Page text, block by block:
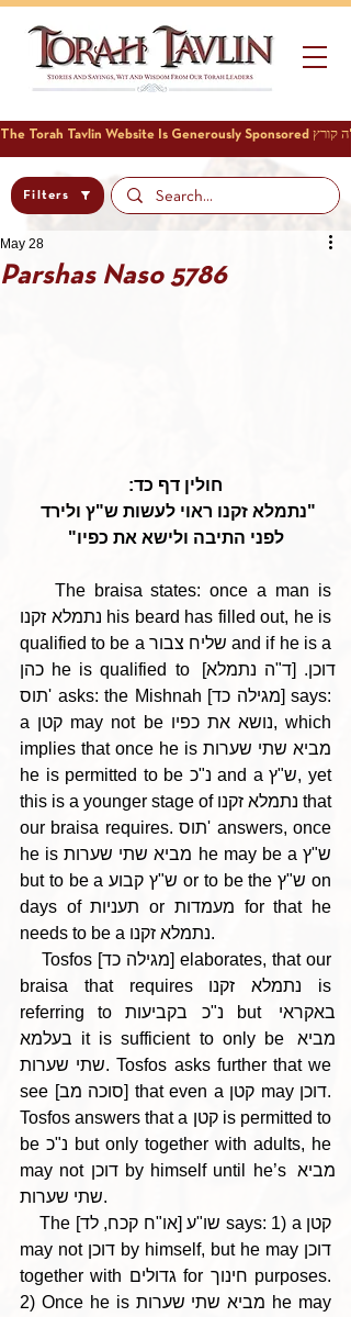
Filters
Parshas Naso 5786
May 28
חולין דף כד:
"נתמלא זקנו ראוי לעשות ש"ץ ולירד
לפני התיבה ולישא את כפיו"
The braisa states: once a man is
נתמלא זקנו his beard has filled out, he is
qualified to be a שליח צבור and if he is a
כהן he is qualified to דוכן. [ד"ה נתמלא]
תוס' asks: the Mishnah [מגילה כד] says:
a קטן may not be נושא את כפיו, which
implies that once he is מביא שתי שערות
he is permitted to be נ"כ and a ש"ץ, yet
this is a younger stage of נתמלא זקנו that
our braisa requires. תוס' answers, once
he is מביא שתי שערות he may be a ש"ץ
but to be a ש"ץ קבוע or to be the ש"ץ on
days of תעניות or מעמדות for that he
needs to be a נתמלא זקנו.
braisa that requires נתמלא זקנו is
referring to נ"כ בקביעות but באקראי
בעלמא it is sufficient to only be מביא
שתי שערות. Tosfos asks further that we
see [סוכה מב] that even a קטן may דוכן.
Tosfos answers that a קטן is permitted to
be נ"כ but only together with adults, he
may not דוכן by himself until he’s מביא
שתי שערות.
may not דוכן by himself, but he may דוכן
together with גדולים for חינוך purposes.
2) Once he is מביא שתי שערות he may